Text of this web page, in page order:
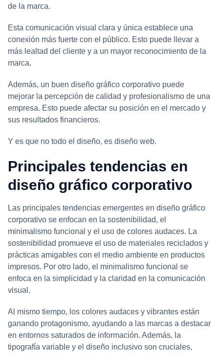
de la marca.
Esta comunicación visual clara y única establece una
conexión más fuerte con el público. Esto puede llevar a
más lealtad del cliente y a un mayor reconocimiento de la
marca.
Además, un buen diseño gráfico corporativo puede
mejorar la percepción de calidad y profesionalismo de una
empresa. Esto puede afectar su posición en el mercado y
sus resultados financieros.
Y es que no todo el diseño, es diseño web.
Principales tendencias en
diseño gráfico corporativo
Las principales tendencias emergentes en diseño gráfico
corporativo se enfocan en la sostenibilidad, el
minimalismo funcional y el uso de colores audaces. La
sostenibilidad promueve el uso de materiales reciclados y
prácticas amigables con el medio ambiente en productos
impresos. Por otro lado, el minimalismo funcional se
enfoca en la simplicidad y la claridad en la comunicación
visual.
Al mismo tiempo, los colores audaces y vibrantes están
ganando protagonismo, ayudando a las marcas a destacar
en entornos saturados de información. Además, la
tipografía variable y el diseño inclusivo son cruciales,